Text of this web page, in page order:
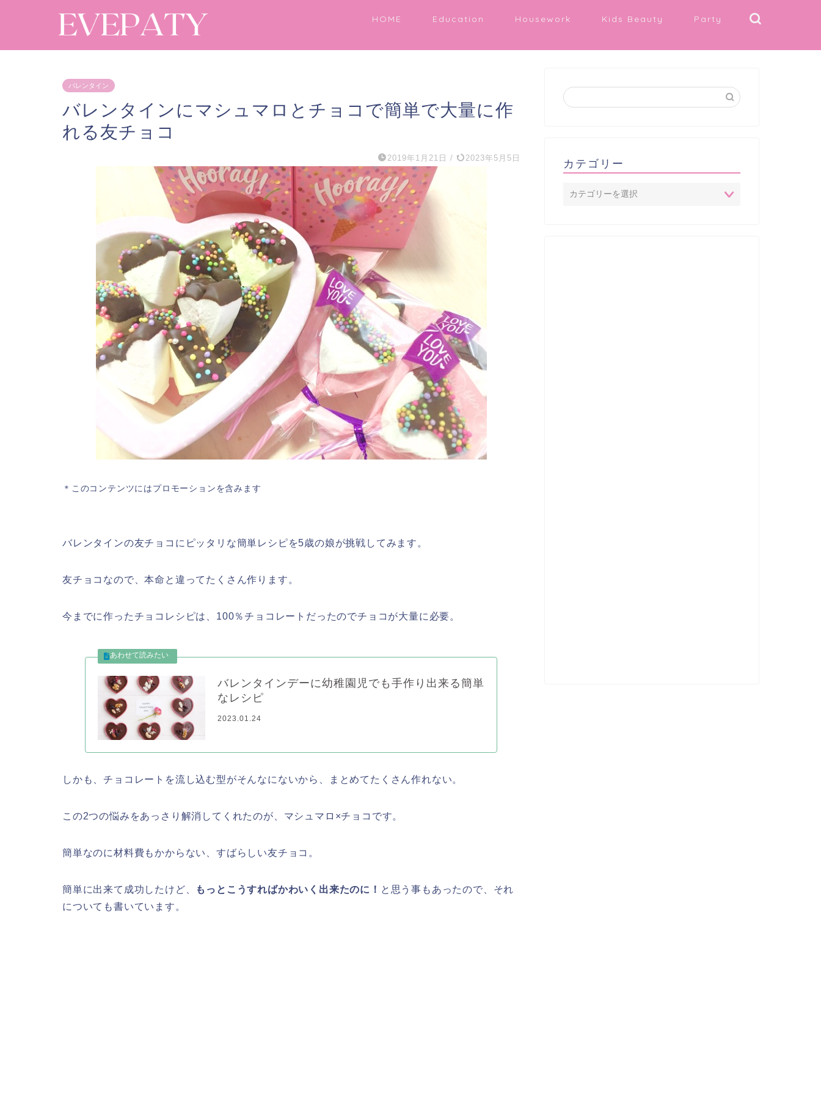
HOME Education Housework Kids Beauty Party
バレンタイン
バレンタインにマシュマロとチョコで簡単で大量に作
れる友チョコ
2019年1月21日 / 2023年5月5日
＊このコンテンツにはプロモーションを含みます
バレンタインの友チョコにピッタリな簡単レシピを5歳の娘が挑戦してみます。
友チョコなので、本命と違ってたくさん作ります。
今までに作ったチョコレシピは、100％チョコレートだったのでチョコが大量に必要。
バレンタインデーに幼稚園児でも手作り出来る簡単
なレシピ
2023.01.24
しかも、チョコレートを流し込む型がそんなにないから、まとめてたくさん作れない。
この2つの悩みをあっさり解消してくれたのが、マシュマロ×チョコです。
簡単なのに材料費もかからない、すばらしい友チョコ。
簡単に出来て成功したけど、 もっとこうすればかわいく出来たのに！ と思う事もあったので、それ
についても書いています。
カテゴリー